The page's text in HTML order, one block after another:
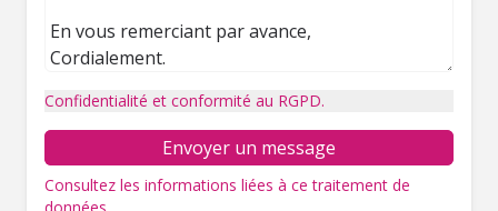
Confidentialité et conformité au RGPD.
Envoyer un message
Consultez les informations liées à ce traitement de